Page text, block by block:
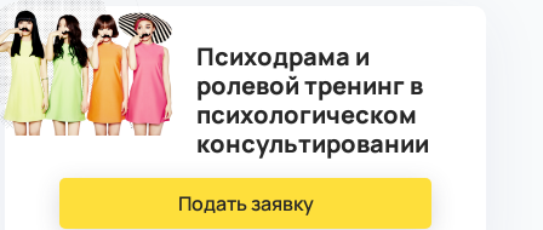
Психодрама и
ролевой тренинг в
психологическом
консультировании
Подать заявку